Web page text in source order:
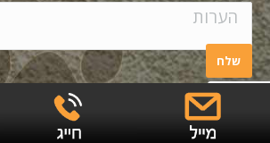
Copyright © EYECARE